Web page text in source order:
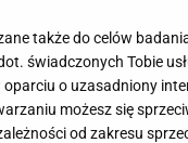
także do celów
świadczonych Tobie
o uzasadniony
możesz się
od zakresu